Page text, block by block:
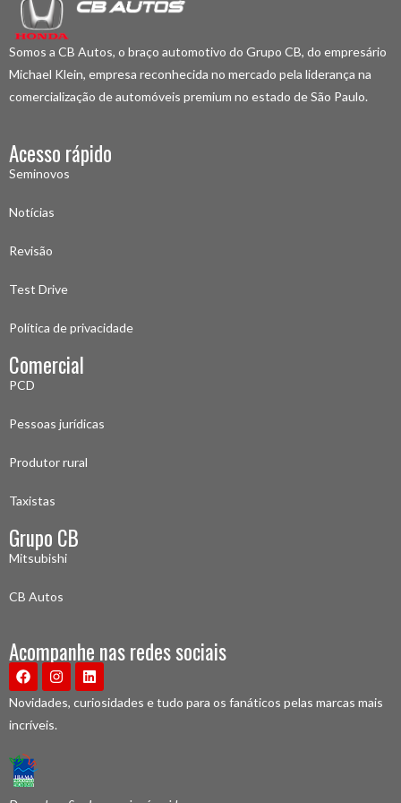
Somos a CB Autos, o braço automotivo do Grupo CB, do empresário
Michael Klein, empresa reconhecida no mercado pela liderança na
comercialização de automóveis premium no estado de São Paulo.
Acesso rápido
Seminovos
Notícias
Revisão
Test Drive
Política de privacidade
Comercial
PCD
Pessoas jurídicas
Produtor rural
Taxistas
Grupo CB
Mitsubishi
CB Autos
Acompanhe nas redes sociais
Novidades, curiosidades e tudo para os fanáticos pelas marcas mais
incríveis.